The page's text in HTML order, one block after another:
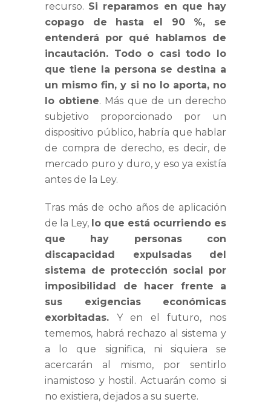
recurso. Si reparamos en que hay
copago de hasta el 90 %, se
entenderá por qué hablamos de
incautación. Todo o casi todo lo
que tiene la persona se destina a
un mismo fin, y si no lo aporta, no
lo obtiene. Más que de un derecho
subjetivo proporcionado por un
dispositivo público, habría que hablar
de compra de derecho, es decir, de
mercado puro y duro, y eso ya existía
antes de la Ley.
Tras más de ocho años de aplicación
de la Ley, lo que está ocurriendo es
que hay personas con
discapacidad expulsadas del
sistema de protección social por
imposibilidad de hacer frente a
sus exigencias económicas
exorbitadas. Y en el futuro, nos
tememos, habrá rechazo al sistema y
a lo que significa, ni siquiera se
acercarán al mismo, por sentirlo
inamistoso y hostil. Actuarán como si
no existiera, dejados a su suerte.